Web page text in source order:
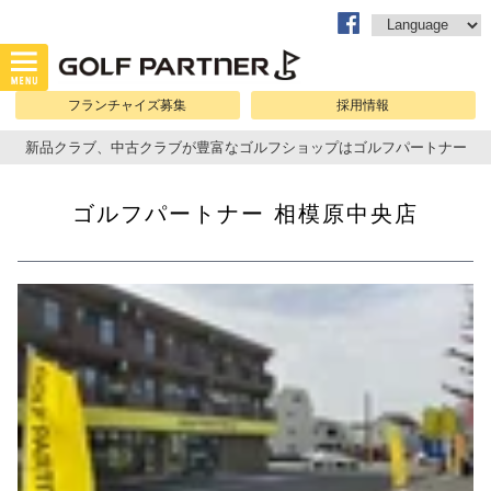
フランチャイズ募集 採用情報
新品クラブ、中古クラブが豊富なゴルフショップはゴルフパートナー
ゴルフパートナー 相模原中央店